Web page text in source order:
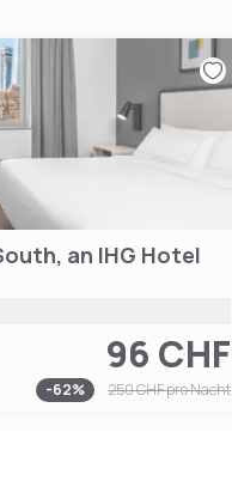
an IHG Hotel
96 CHF
-62% 250 CHFpro Nacht